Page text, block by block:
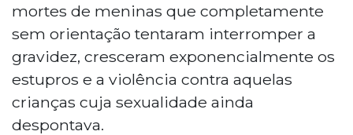
mortes de meninas que completamente
sem orientação tentaram interromper a
gravidez, cresceram exponencialmente os
estupros e a violência contra aquelas
crianças cuja sexualidade ainda
despontava.